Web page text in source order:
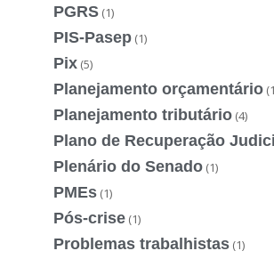
PGRS (1)
PIS-Pasep (1)
Pix (5)
Planejamento orçamentário
Planejamento tributário (4)
Plano de Recuperação
Plenário do Senado (1)
PMEs (1)
Pós-crise (1)
Problemas trabalhistas (1)